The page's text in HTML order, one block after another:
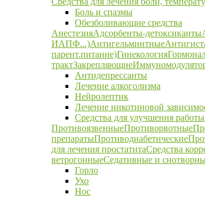
Боль и спазмы
Обезболивающие средства
АнестезияАдсорбенты-детоксиканты
ИАПФ...)Антигельминтные
парент.питание)Гинекология
трактЗакрепляющие
Антидепрессанты
Лечение алкоголизма
Нейролептик
Лечение никотиновой
Средства для улучшения работы
ПротивоязвенныеПротиворвотные
препаратыПротиводиабетические
для лечения простатитаСредства
ветрогонныеСедативные и
Горло
Ухо
Нос